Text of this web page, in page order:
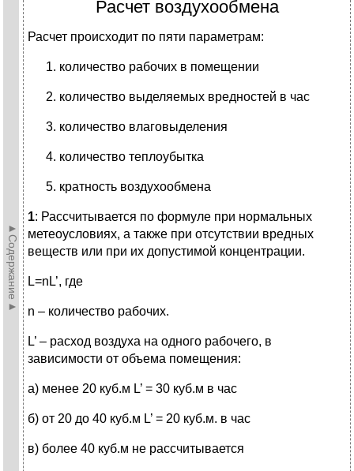
►Содержание►
Расчет воздухообмена
Расчет происходит по пяти параметрам:
количество рабочих в помещении
количество выделяемых вредностей в час
количество влаговыделения
количество теплоубытка
кратность воздухообмена
1: Рассчитывается по формуле при нормальных
метеоусловиях, а также при отсутствии вредных
веществ или при их допустимой концентрации.
L=nL’, где
n – количество рабочих.
L’ – расход воздуха на одного рабочего, в
зависимости от объема помещения:
а) менее 20 куб.м L’ = 30 куб.м в час
б) от 20 до 40 куб.м L’ = 20 куб.м. в час
в) более 40 куб.м не рассчитывается